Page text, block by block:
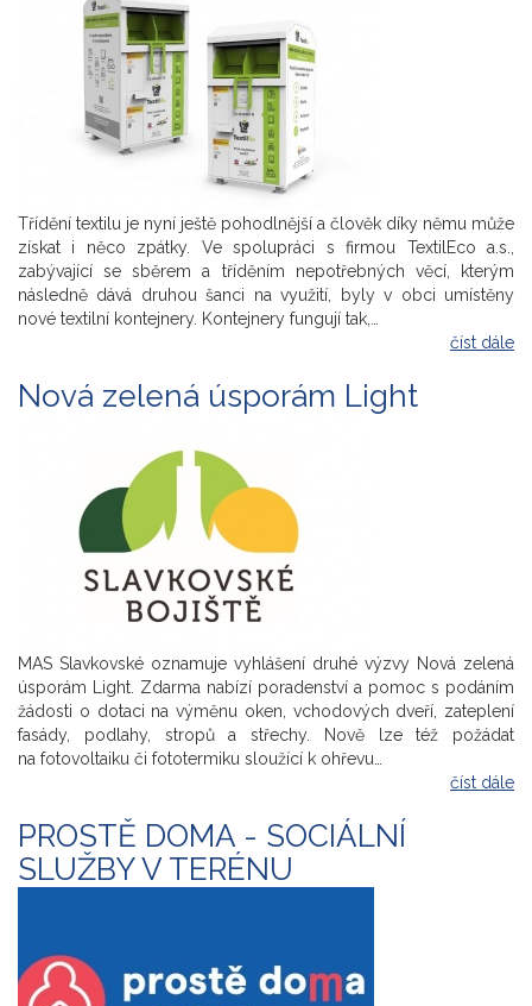
Třídění textilu je nyní ještě pohodlnější a člověk díky němu může
získat i něco zpátky. Ve spolupráci s firmou TextilEco a.s.,
zabývající se sběrem a tříděním nepotřebných věcí, kterým
následně dává druhou šanci na využití, byly v obci umístěny
nové textilní kontejnery. Kontejnery fungují tak,…
číst dále
Nová zelená úsporám Light
MAS Slavkovské oznamuje vyhlášení druhé výzvy Nová zelená
úsporám Light. Zdarma nabízí poradenství a pomoc s podáním
žádosti o dotaci na výměnu oken, vchodových dveří, zateplení
fasády, podlahy, stropů a střechy. Nově lze též požádat
na fotovoltaiku či fototermiku sloužící k ohřevu…
číst dále
PROSTĚ DOMA - SOCIÁLNÍ
SLUŽBY V TERÉNU